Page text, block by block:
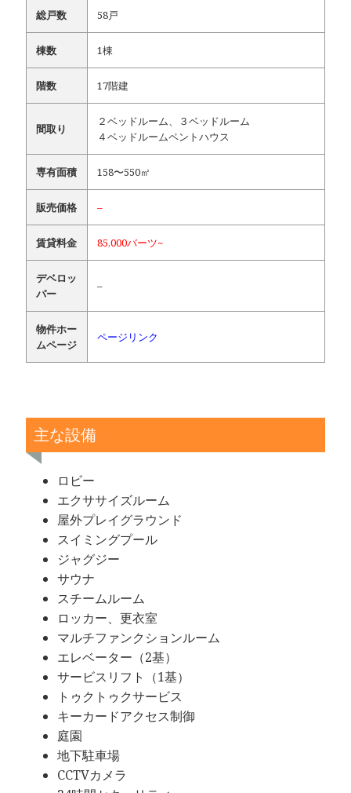
総戸数 58戸
棟数 1棟
階数 17階建
間取り
２ベッドルーム、３ベッドルーム
４ベッドルームペントハウス
専有面積 158〜550㎡
販売価格 –
賃貸料金 85,000バーツ~
デベロッ
パー
–
物件ホー
ムページ
ページリンク
主な設備
ロビー
エクササイズルーム
屋外プレイグラウンド
スイミングプール
ジャグジー
サウナ
スチームルーム
ロッカー、更衣室
マルチファンクションルーム
エレベーター（2基）
サービスリフト（1基）
トゥクトゥクサービス
キーカードアクセス制御
庭園
地下駐車場
CCTVカメラ